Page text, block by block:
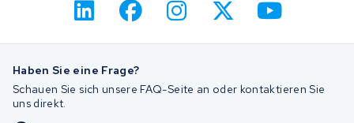
Haben Sie eine Frage?
Schauen Sie sich unsere FAQ-Seite an oder kontaktieren Sie
uns direkt.